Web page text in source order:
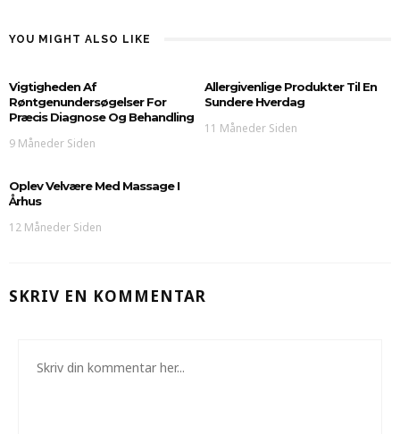
YOU MIGHT ALSO LIKE
Vigtigheden Af
Røntgenundersøgelser For
Præcis Diagnose Og Behandling
9 Måneder Siden
Allergivenlige Produkter Til En
Sundere Hverdag
11 Måneder Siden
Oplev Velvære Med Massage I
Århus
12 Måneder Siden
SKRIV EN KOMMENTAR